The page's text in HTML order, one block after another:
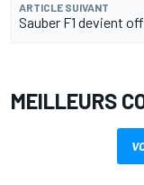
ARTICLE SUIVANT
Sauber F1 devient
MEILLEURS